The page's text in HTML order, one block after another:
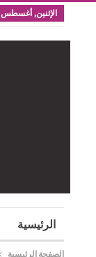
الإثنين, أغسطس 10, 2026
الرئيسية
الصفحة الرئيسية